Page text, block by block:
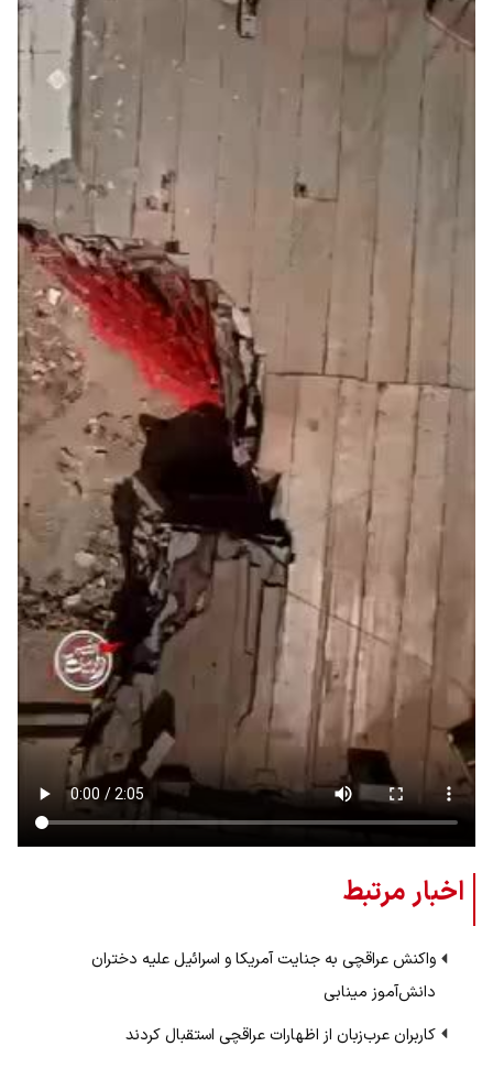
اخبار مرتبط
واکنش عراقچی به جنایت آمریکا و اسرائیل علیه دختران
دانش‌آموز مینابی
کاربران عرب‌زبان از اظهارات عراقچی استقبال کردند